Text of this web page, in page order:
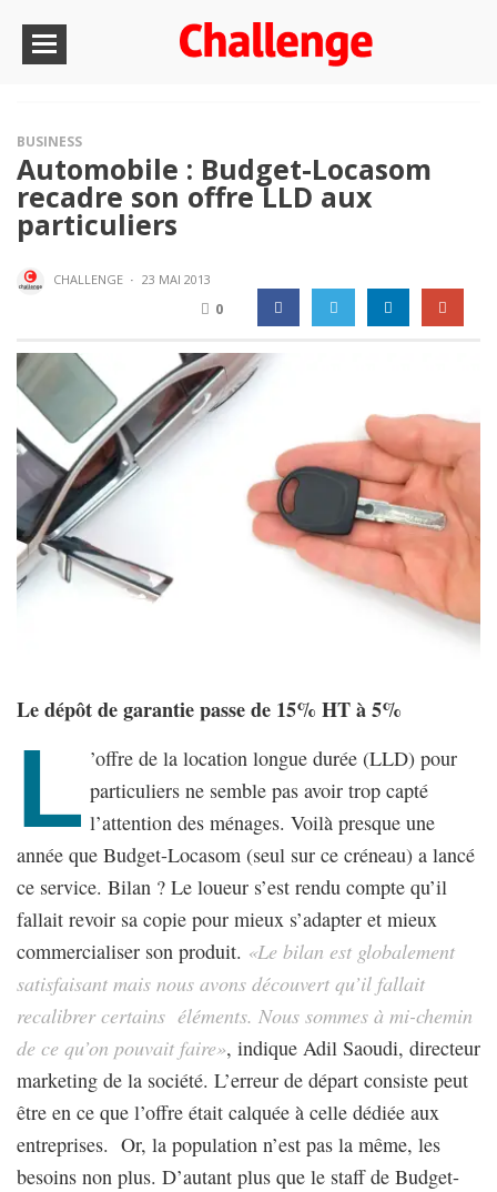
BUSINESS
Automobile : Budget-Locasom
recadre son offre LLD aux
particuliers
CHALLENGE · 23 MAI 2013
0
Le dépôt de garantie passe de 15% HT à 5%
L ’offre de la location longue durée (LLD) pour
particuliers ne semble pas avoir trop capté
l’attention des ménages. Voilà presque une
année que Budget-Locasom (seul sur ce créneau) a lancé
ce service. Bilan ? Le loueur s’est rendu compte qu’il
fallait revoir sa copie pour mieux s’adapter et mieux
commercialiser son produit. «Le bilan est globalement
satisfaisant mais nous avons découvert qu’il fallait
recalibrer certains éléments. Nous sommes à mi-chemin
de ce qu’on pouvait faire», indique Adil Saoudi, directeur
marketing de la société. L’erreur de départ consiste peut
être en ce que l’offre était calquée à celle dédiée aux
entreprises. Or, la population n’est pas la même, les
besoins non plus. D’autant plus que le staff de Budget-